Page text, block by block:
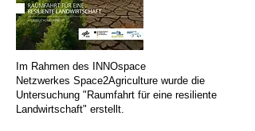
Im Rahmen des INNOspace
Netzwerkes Space2Agriculture wurde die
Untersuchung "Raumfahrt für eine resiliente
Landwirtschaft" erstellt.